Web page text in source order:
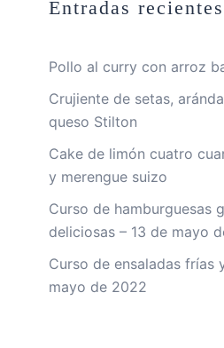
Entradas recientes
Pollo al curry con arroz
Crujiente de setas,
queso Stilton
Cake de limón cuatro
y merengue suizo
Curso de hamburguesas
deliciosas – 13 de mayo
Curso de ensaladas frías
mayo de 2022